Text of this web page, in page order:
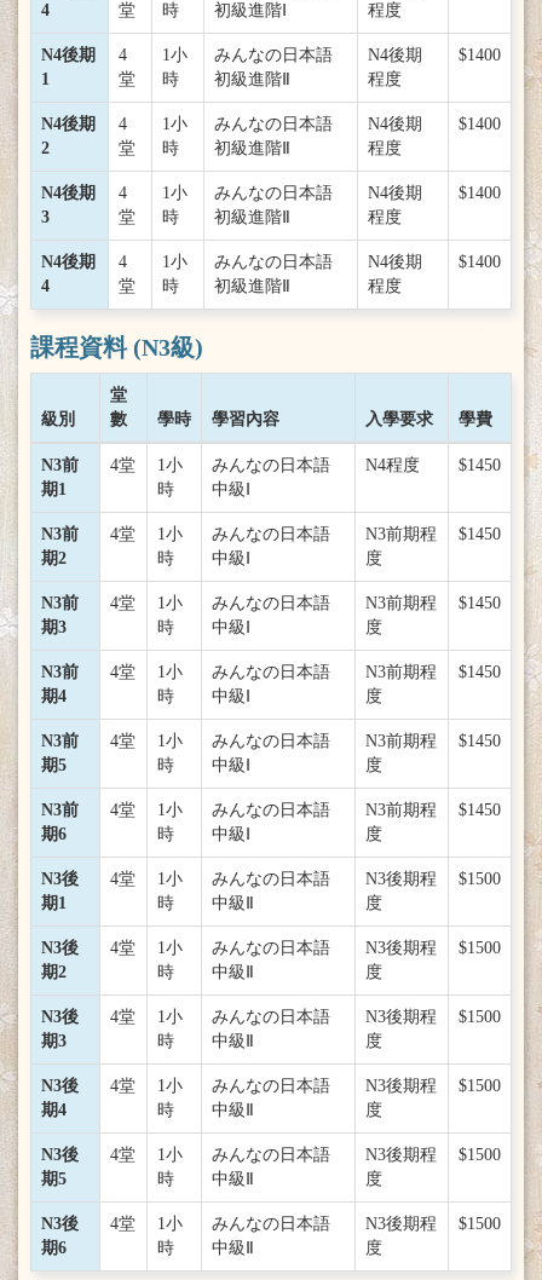
4
堂
時
初級進階Ⅰ
程度
N4後期
1
4
堂
1小
時
みんなの日本語
初級進階Ⅱ
N4後期
程度
$1400
N4後期
2
4
堂
1小
時
みんなの日本語
初級進階Ⅱ
N4後期
程度
$1400
N4後期
3
4
堂
1小
時
みんなの日本語
初級進階Ⅱ
N4後期
程度
$1400
N4後期
4
4
堂
1小
時
みんなの日本語
初級進階Ⅱ
N4後期
程度
$1400
課程資料 (N3級)
級別
堂
數
學時 學習內容 入學要求 學費
N3前
期1
4堂
1小
時
みんなの日本語
中級Ⅰ
N4程度 $1450
N3前
期2
4堂
1小
時
みんなの日本語
中級Ⅰ
N3前期程
度
$1450
N3前
期3
4堂
1小
時
みんなの日本語
中級Ⅰ
N3前期程
度
$1450
N3前
期4
4堂
1小
時
みんなの日本語
中級Ⅰ
N3前期程
度
$1450
N3前
期5
4堂
1小
時
みんなの日本語
中級Ⅰ
N3前期程
度
$1450
N3前
期6
4堂
1小
時
みんなの日本語
中級Ⅰ
N3前期程
度
$1450
N3後
期1
4堂
1小
時
みんなの日本語
中級Ⅱ
N3後期程
度
$1500
N3後
期2
4堂
1小
時
みんなの日本語
中級Ⅱ
N3後期程
度
$1500
N3後
期3
4堂
1小
時
みんなの日本語
中級Ⅱ
N3後期程
度
$1500
N3後
期4
4堂
1小
時
みんなの日本語
中級Ⅱ
N3後期程
度
$1500
N3後
期5
4堂
1小
時
みんなの日本語
中級Ⅱ
N3後期程
度
$1500
N3後
期6
4堂
1小
時
みんなの日本語
中級Ⅱ
N3後期程
度
$1500